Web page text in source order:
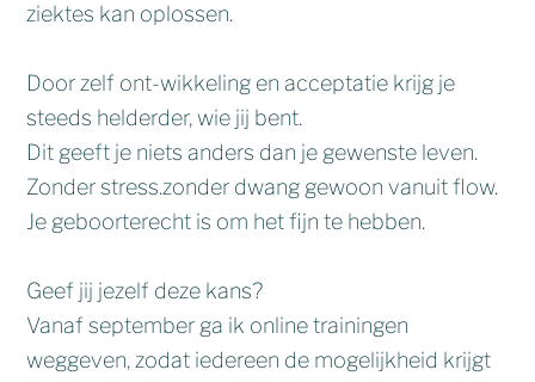
ziektes kan oplossen.
Door zelf ont-wikkeling en acceptatie krijg je
steeds helderder, wie jij bent.
Dit geeft je niets anders dan je gewenste leven.
Zonder stress.zonder dwang gewoon vanuit flow.
Je geboorterecht is om het fijn te hebben.
Geef jij jezelf deze kans?
Vanaf september ga ik online trainingen
weggeven, zodat iedereen de mogelijkheid krijgt